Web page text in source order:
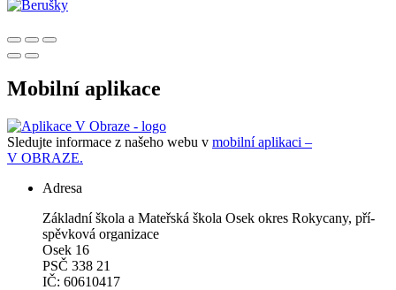
Mobilní aplikace
Sledujte informace z našeho webu v mobilní aplikaci –
V OBRAZE.
Adresa
Zá­klad­ní ško­la a Ma­teř­ská ško­la Osek okres Roky­ca­ny, pří­
spěv­ko­vá or­ga­ni­za­ce
Osek 16
PSČ 338 21
IČ: 60610417